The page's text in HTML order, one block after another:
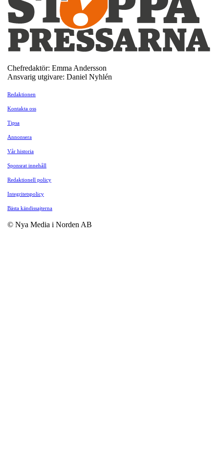
Chefredaktör: Emma Andersson
Ansvarig utgivare: Daniel Nyhlén
Redaktionen
Kontakta oss
Tipsa
Annonsera
Vår historia
Sponsrat innehåll
Redaktionell policy
Integritetspolicy
Bästa kändissajterna
© Nya Media i Norden AB